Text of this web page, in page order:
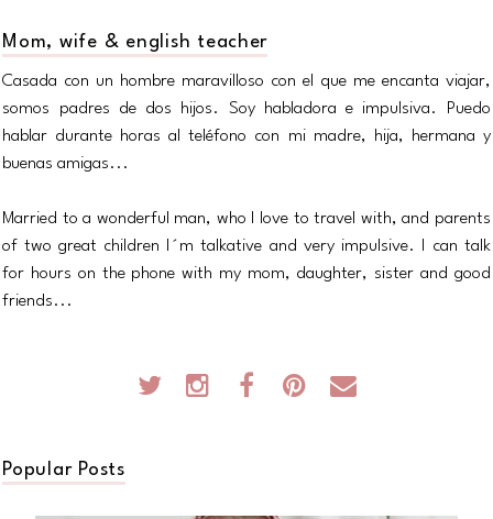
Mom, wife & english teacher
Casada con un hombre maravilloso con el que me encanta viajar,
somos padres de dos hijos. Soy habladora e impulsiva. Puedo
hablar durante horas al teléfono con mi madre, hija, hermana y
buenas amigas...
Married to a wonderful man, who I love to travel with, and parents
of two great children I´m talkative and very impulsive. I can talk
for hours on the phone with my mom, daughter, sister and good
friends...
Popular Posts